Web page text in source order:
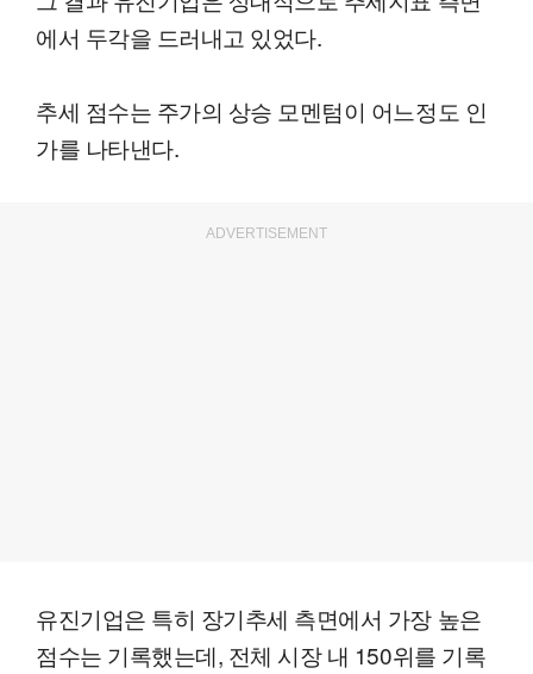
에서 두각을 드러내고 있었다.
추세 점수는 주가의 상승 모멘텀이 어느정도 인
가를 나타낸다.
ADVERTISEMENT
유진기업은 특히 장기추세 측면에서 가장 높은
점수는 기록했는데, 전체 시장 내 150위를 기록